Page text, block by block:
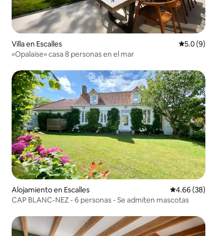
Villa en Escalles
5.0 (9)
«Opalaise» casa 8 personas en el mar
Alojamiento en Escalles Calificación
4.66 (38)
CAP BLANC-NEZ - 6 personas - Se admiten mascotas